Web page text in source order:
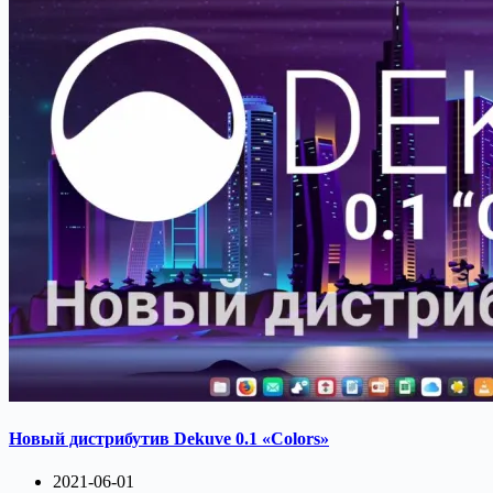
Новый дистрибутив Dekuve 0.1 «Colors»
2021-06-01